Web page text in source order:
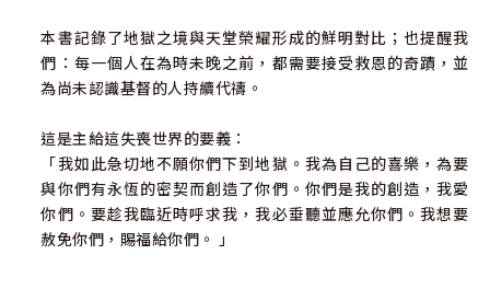
本書記錄了地獄之境與天堂榮耀形成的鮮明對比；也提醒我
們：每一個人在為時未晚之前，都需要接受救恩的奇蹟，並
為尚未認識基督的人持續代禱。
這是主給這失喪世界的要義：
「我如此急切地不願你們下到地獄。我為自己的喜樂，為要
與你們有永恆的密契而創造了你們。你們是我的創造，我愛
你們。要趁我臨近時呼求我，我必垂聽並應允你們。我想要
赦免你們，賜福給你們。 」